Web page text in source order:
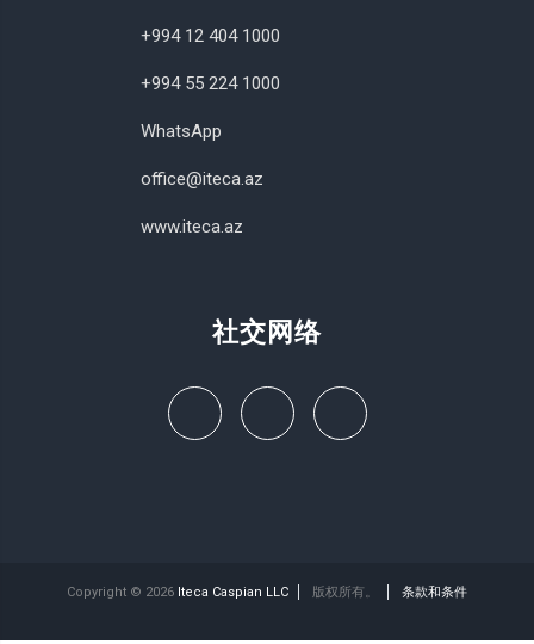
+994 12 404 1000
+994 55 224 1000
WhatsApp
office@iteca.az
www.iteca.az
社交网络
Copyright © 2026 Iteca Caspian LLC 版权所有。 条款和条件